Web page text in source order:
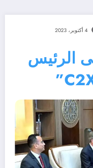
4 أكتوبر، 2023
الرئيس